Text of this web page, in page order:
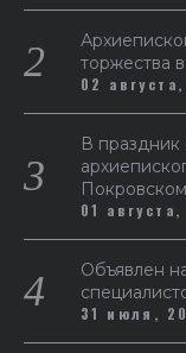
торжества
02
В праздник
01
Объявлен
31 июля,